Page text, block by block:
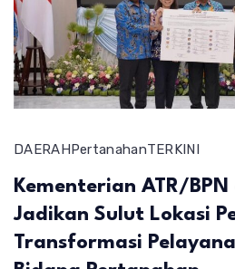
DAERAHPertanahanTERKINI
Kementerian ATR/BPN
Jadikan Sulut Lokasi
Transformasi